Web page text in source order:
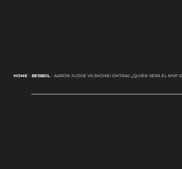
HOME- BEISBOL - AARON JUDGE VS SHOHEI OHTANI: ¿QUIÉN SERÁ EL MVP